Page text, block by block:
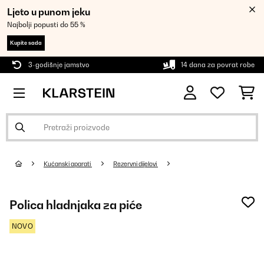
Ljeto u punom jeku
Najbolji popusti do 55 %
Kupite sada
3-godišnje jamstvo 14 dana za povrat robe
Kućanski aparati Rezervni dijelovi
Polica hladnjaka za piće
NOVO